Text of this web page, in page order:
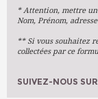
Arts Plastiques
Arts Du Texte
Arts
Ateliers À
* Attention, mettre un
Nom, Prénom,
** Si vous souhaitez
collectées par ce
SUIVEZ-NOUS SUR